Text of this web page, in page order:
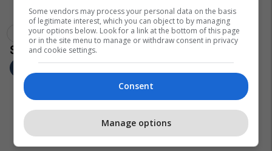
Kushtrim Qerimi O Sa Trip Egzona Ismajli
Some vendors may process your personal data on the basis
of legitimate interest, which you can object to by managing
your options below. Look for a link at the bottom of this page
or in the site menu to manage or withdraw consent in privacy
and cookie settings.
Consent
Manage options